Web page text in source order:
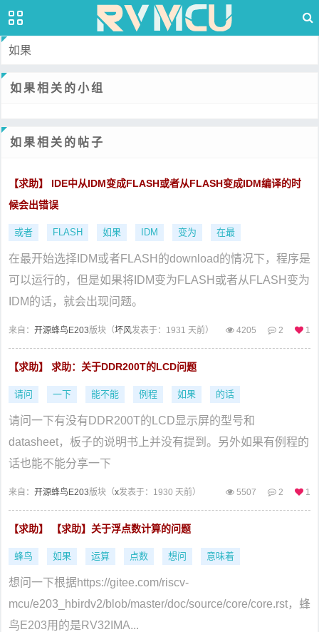
如果
如果相关的小组
如果相关的帖子
【求助】 IDE中从IDM变成FLASH或者从FLASH变成IDM编译的时
候会出错误
或者 FLASH 如果 IDM 变为 在最
在最开始选择IDM或者FLASH的download的情况下，程序是
可以运行的，但是如果将IDM变为FLASH或者从FLASH变为
IDM的话，就会出现问题。
来自： 开源蜂鸟E203版块（坏风发表于：1931 天前） 4205 2 1
【求助】 求助：关于DDR200T的LCD问题
请问 一下 能不能 例程 如果 的话
请问一下有没有DDR200T的LCD显示屏的型号和
datasheet，板子的说明书上并没有提到。另外如果有例程的
话也能不能分享一下
来自： 开源蜂鸟E203版块（x发表于：1930 天前） 5507 2 1
【求助】 【求助】关于浮点数计算的问题
蜂鸟 如果 运算 点数 想问 意味着
想问一下根据https://gitee.com/riscv-
mcu/e203_hbirdv2/blob/master/doc/source/core/core.rst，蜂
鸟E203用的是RV32IMA...